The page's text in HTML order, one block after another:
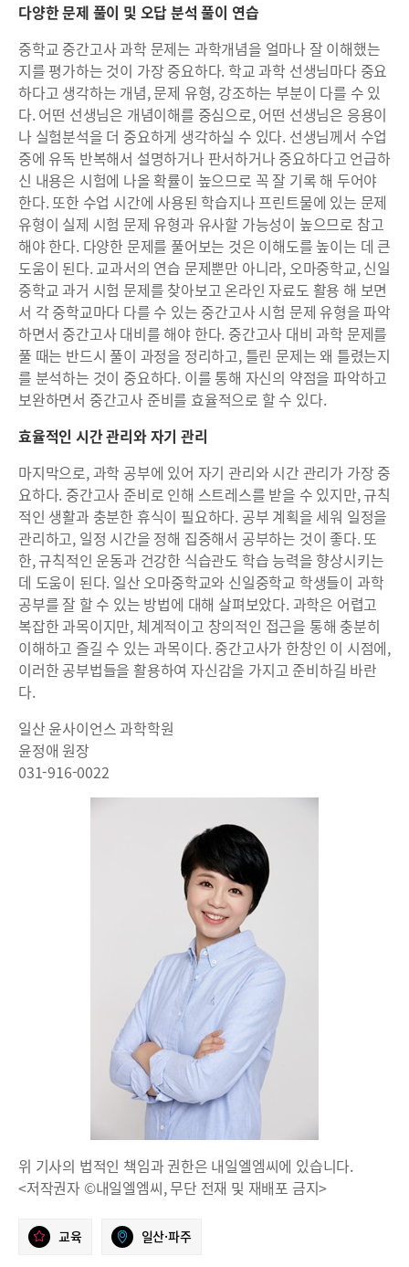
다양한 문제 풀이 및 오답 분석 풀이 연습
중학교 중간고사 과학 문제는 과학개념을 얼마나 잘 이해했는
지를 평가하는 것이 가장 중요하다. 학교 과학 선생님마다 중요
하다고 생각하는 개념, 문제 유형, 강조하는 부분이 다를 수 있
다. 어떤 선생님은 개념이해를 중심으로, 어떤 선생님은 응용이
나 실험분석을 더 중요하게 생각하실 수 있다. 선생님께서 수업
중에 유독 반복해서 설명하거나 판서하거나 중요하다고 언급하
신 내용은 시험에 나올 확률이 높으므로 꼭 잘 기록 해 두어야
한다. 또한 수업 시간에 사용된 학습지나 프린트물에 있는 문제
유형이 실제 시험 문제 유형과 유사할 가능성이 높으므로 참고
해야 한다. 다양한 문제를 풀어보는 것은 이해도를 높이는 데 큰
도움이 된다. 교과서의 연습 문제뿐만 아니라, 오마중학교, 신일
중학교 과거 시험 문제를 찾아보고 온라인 자료도 활용 해 보면
서 각 중학교마다 다를 수 있는 중간고사 시험 문제 유형을 파악
하면서 중간고사 대비를 해야 한다. 중간고사 대비 과학 문제를
풀 때는 반드시 풀이 과정을 정리하고, 틀린 문제는 왜 틀렸는지
를 분석하는 것이 중요하다. 이를 통해 자신의 약점을 파악하고
보완하면서 중간고사 준비를 효율적으로 할 수 있다.
효율적인 시간 관리와 자기 관리
마지막으로, 과학 공부에 있어 자기 관리와 시간 관리가 가장 중
요하다. 중간고사 준비로 인해 스트레스를 받을 수 있지만, 규칙
적인 생활과 충분한 휴식이 필요하다. 공부 계획을 세워 일정을
관리하고, 일정 시간을 정해 집중해서 공부하는 것이 좋다. 또
한, 규칙적인 운동과 건강한 식습관도 학습 능력을 향상시키는
데 도움이 된다. 일산 오마중학교와 신일중학교 학생들이 과학
공부를 잘 할 수 있는 방법에 대해 살펴보았다. 과학은 어렵고
복잡한 과목이지만, 체계적이고 창의적인 접근을 통해 충분히
이해하고 즐길 수 있는 과목이다. 중간고사가 한창인 이 시점에,
이러한 공부법들을 활용하여 자신감을 가지고 준비하길 바란
다.
일산 윤사이언스 과학학원
윤정애 원장
031-916-0022
위 기사의 법적인 책임과 권한은 내일엘엠씨에 있습니다.
<저작권자 ©내일엘엠씨, 무단 전재 및 재배포 금지>
교육 일산·파주